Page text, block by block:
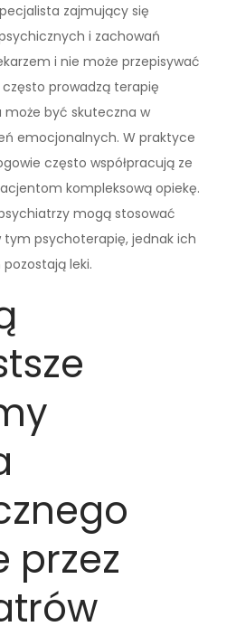
zajmujący się
i zachowań
i nie może przepisywać
prowadzą terapię
być skuteczna w
emocjonalnych. W praktyce
często współpracują ze
kompleksową opiekę.
mogą stosować
psychoterapię, jednak ich
leki.
przez